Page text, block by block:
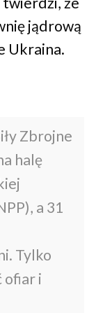
jądrową
Ukraina.
Zbrojne
halę
a 31
Tylko
ofiar i